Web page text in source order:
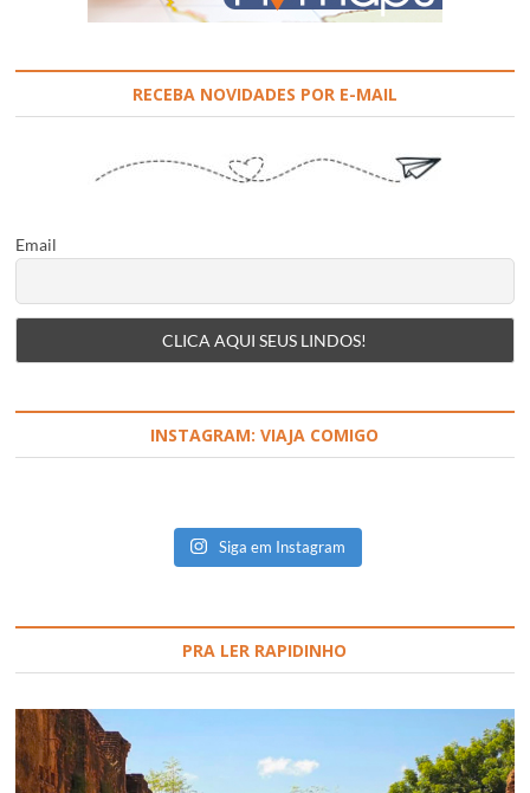
RECEBA NOVIDADES POR E-MAIL
Email
INSTAGRAM: VIAJA COMIGO
Siga em Instagram
PRA LER RAPIDINHO